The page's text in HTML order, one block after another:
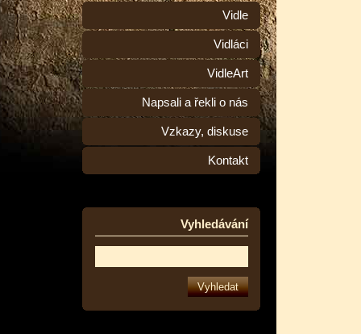
Vidle
Vidláci
VidleArt
Napsali a řekli o nás
Vzkazy, diskuse
Kontakt
Vyhledávání